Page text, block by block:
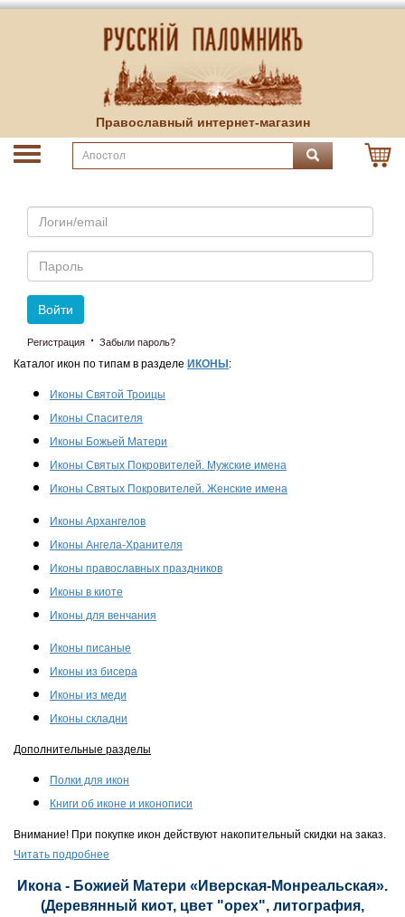
Православный интернет-магазин
Email
Пароль
Войти
Регистрация · Забыли пароль?
Каталог икон по типам в разделе ИКОНЫ :
Иконы Святой Троицы
Иконы Спасителя
Иконы Божьей Матери
Иконы Святых Покровителей. Мужские имена
Иконы Святых Покровителей. Женские имена
Иконы Архангелов
Иконы Ангела-Хранителя
Иконы православных праздников
Иконы в киоте
Иконы для венчания
Иконы писаные
Иконы из бисера
Иконы из меди
Иконы складни
Дополнительные разделы
Полки для икон
Книги об иконе и иконописи
Внимание! При покупке икон действуют накопительный скидки на заказ.
Читать подробнее
Икона - Божией Матери «Иверская-Монреальская».
(Деревянный киот, цвет "орех", литография,